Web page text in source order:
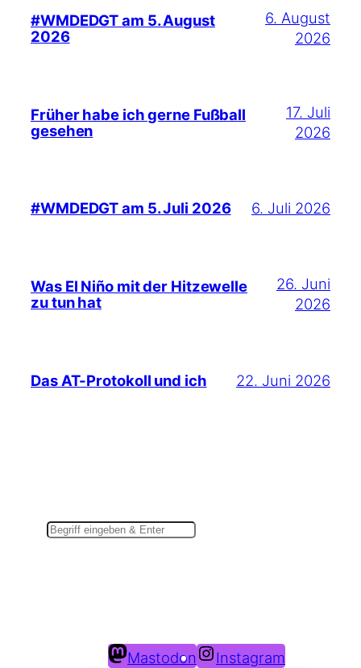
#WMDEDGT am 5. August
2026
6. August
2026
Früher habe ich gerne Fußball
gesehen
17. Juli
2026
#WMDEDGT am 5. Juli 2026 6. Juli 2026
Was El Niño mit der Hitzewelle
zu tun hat
26. Juni
2026
Das AT-Protokoll und ich 22. Juni 2026
Mastodon
Instagram